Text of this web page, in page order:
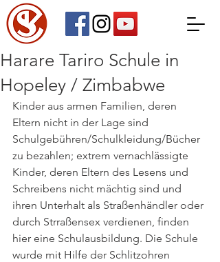
Harare Tariro Schule in
Hopeley / Zimbabwe
Kinder aus armen Familien, deren
Eltern nicht in der Lage sind
Schulgebühren/Schulkleidung/Bücher
zu bezahlen; extrem vernachlässigte
Kinder, deren Eltern des Lesens und
Schreibens nicht mächtig sind und
ihren Unterhalt als Straßenhändler oder
durch Strraßensex verdienen, finden
hier eine Schulausbildung. Die Schule
wurde mit Hilfe der Schlitzohren